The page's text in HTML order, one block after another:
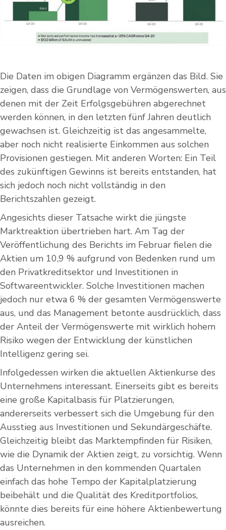
Die Daten im obigen Diagramm ergänzen das Bild. Sie
zeigen, dass die Grundlage von Vermögenswerten, aus
denen mit der Zeit Erfolgsgebühren abgerechnet
werden können, in den letzten fünf Jahren deutlich
gewachsen ist. Gleichzeitig ist das angesammelte,
aber noch nicht realisierte Einkommen aus solchen
Provisionen gestiegen. Mit anderen Worten: Ein Teil
des zukünftigen Gewinns ist bereits entstanden, hat
sich jedoch noch nicht vollständig in den
Berichtszahlen gezeigt.
Angesichts dieser Tatsache wirkt die jüngste
Marktreaktion übertrieben hart. Am Tag der
Veröffentlichung des Berichts im Februar fielen die
Aktien um 10,9 % aufgrund von Bedenken rund um
den Privatkreditsektor und Investitionen in
Softwareentwickler. Solche Investitionen machen
jedoch nur etwa 6 % der gesamten Vermögenswerte
aus, und das Management betonte ausdrücklich, dass
der Anteil der Vermögenswerte mit wirklich hohem
Risiko wegen der Entwicklung der künstlichen
Intelligenz gering sei.
Infolgedessen wirken die aktuellen Aktienkurse des
Unternehmens interessant. Einerseits gibt es bereits
eine große Kapitalbasis für Platzierungen,
andererseits verbessert sich die Umgebung für den
Ausstieg aus Investitionen und Sekundärgeschäfte.
Gleichzeitig bleibt das Marktempfinden für Risiken,
wie die Dynamik der Aktien zeigt, zu vorsichtig. Wenn
das Unternehmen in den kommenden Quartalen
einfach das hohe Tempo der Kapitalplatzierung
beibehält und die Qualität des Kreditportfolios,
könnte dies bereits für eine höhere Aktienbewertung
ausreichen.